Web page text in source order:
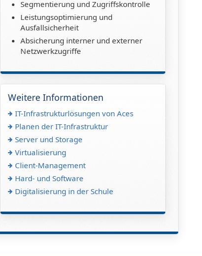
Segmentierung und Zugriffskontrolle
Leistungsoptimierung und
Ausfallsicherheit
Absicherung interner und externer
Netzwerkzugriffe
Weitere Informationen
IT-Infrastrukturlösungen von Aces
Planen der IT-Infrastruktur
Server und Storage
Virtualisierung
Client-Management
Hard- und Software
Digitalisierung in der Schule